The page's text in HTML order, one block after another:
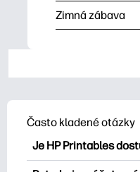
Zimná zábava
Často kladené otázky
Je HP Printables
HP Printables